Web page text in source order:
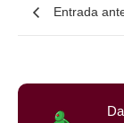
Entrada